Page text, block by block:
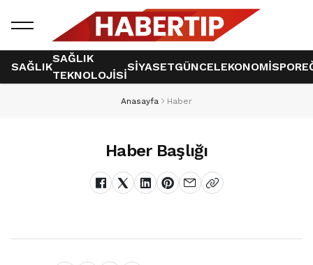
SAĞLIK
SAĞLIK
TEKNOLOJİSİ
SİYASETGÜNCELEKONOMİSPOR
Anasayfa Haber
Haber Başlığı